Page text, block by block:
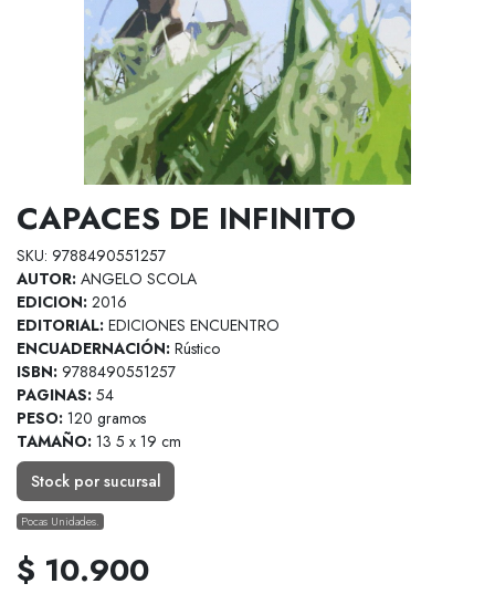
CAPACES DE INFINITO
SKU: 9788490551257
AUTOR: ANGELO SCOLA
EDICION: 2016
EDITORIAL: EDICIONES ENCUENTRO
ENCUADERNACIÓN: Rústico
ISBN: 9788490551257
PAGINAS: 54
PESO: 120 gramos
TAMAÑO: 13 5 x 19 cm
Stock por sucursal
Pocas Unidades.
$ 10.900